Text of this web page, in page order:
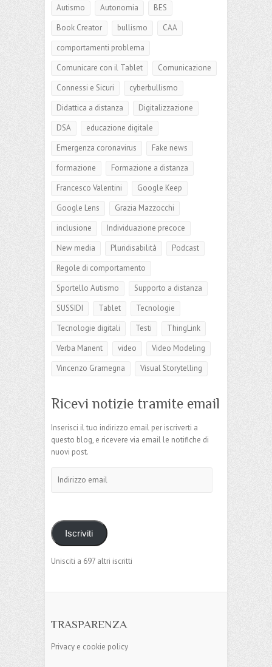
Autismo
Autonomia
BES
Book Creator
bullismo
CAA
comportamenti problema
Comunicare con il Tablet
Comunicazione
Connessi e Sicuri
cyberbullismo
Didattica a distanza
Digitalizzazione
DSA
educazione digitale
Emergenza coronavirus
Fake news
formazione
Formazione a distanza
Francesco Valentini
Google Keep
Google Lens
Grazia Mazzocchi
inclusione
Individuazione precoce
New media
Pluridisabilità
Podcast
Regole di comportamento
Sportello Autismo
Supporto a distanza
SUSSIDI
Tablet
Tecnologie
Tecnologie digitali
Testi
ThingLink
Verba Manent
video
Video Modeling
Vincenzo Gramegna
Visual Storytelling
Ricevi notizie tramite email
Inserisci il tuo indirizzo email per iscriverti a
questo blog, e ricevere via email le notifiche di
nuovi post.
email
Iscriviti
Unisciti a 697 altri iscritti
TRASPARENZA
Privacy e cookie policy